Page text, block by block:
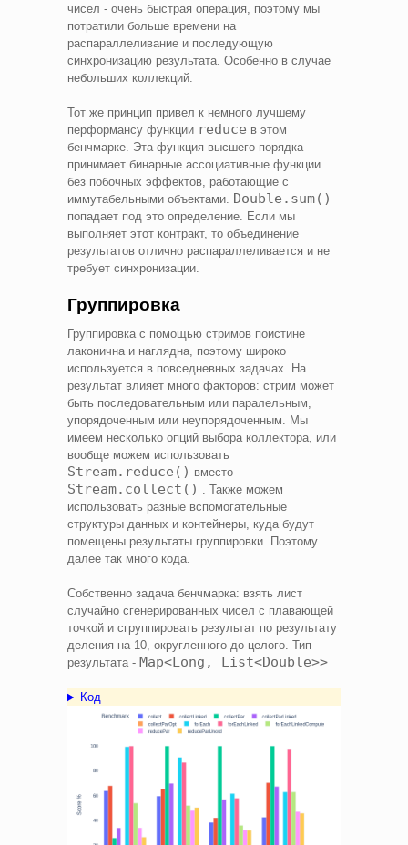
чисел - очень быстрая операция, поэтому мы
потратили больше времени на
распараллеливание и последующую
синхронизацию результата. Особенно в случае
небольших коллекций.
Тот же принцип привел к немного лучшему
перформансу функции reduce в этом
бенчмарке. Эта функция высшего порядка
принимает бинарные ассоциативные функции
без побочных эффектов, работающие с
иммутабельными объектами. Double.sum()
попадает под это определение. Если мы
выполняет этот контракт, то объединение
результатов отлично распараллеливается и не
требует синхронизации.
Группировка
Группировка с помощью стримов поистине
лаконична и наглядна, поэтому широко
используется в повседневных задачах. На
результат влияет много факторов: стрим может
быть последовательным или паралельным,
упорядоченным или неупорядоченным. Мы
имеем несколько опций выбора коллектора, или
вообще можем использовать
Stream.reduce() вместо
Stream.collect() . Также можем
использовать разные вспомогательные
структуры данных и контейнеры, куда будут
помещены результаты группировки. Поэтому
далее так много кода.
Собственно задача бенчмарка: взять лист
случайно сгенерированных чисел с плавающей
точкой и сгруппировать результат по результату
деления на 10, округленного до целого. Тип
результата - Map<Long, List<Double>>
Код